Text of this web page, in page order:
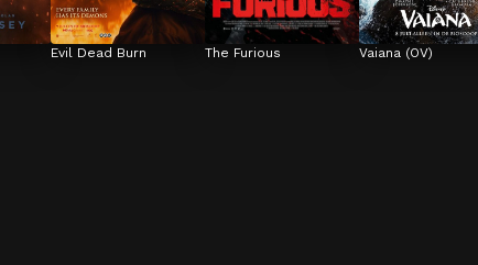
Evil Dead Burn The Furious Vaiana (OV)